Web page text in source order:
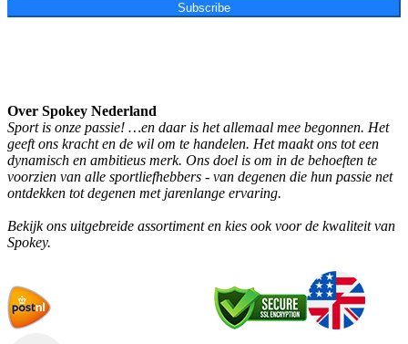
Subscribe
Over Spokey Nederland
Sport is onze passie! …en daar is het allemaal mee begonnen. Het
geeft ons kracht en de wil om te handelen. Het maakt ons tot een
dynamisch en ambitieus merk. Ons doel is om in de behoeften te
voorzien van alle sportliefhebbers - van degenen die hun passie net
ontdekken tot degenen met jarenlange ervaring.
Bekijk ons uitgebreide assortiment en kies ook voor de kwaliteit van
Spokey.